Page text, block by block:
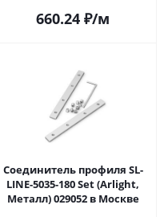
660.24 ₽/м
Соединитель профиля SL-
LINE-5035-180 Set (Arlight,
Металл) 029052 в Москве